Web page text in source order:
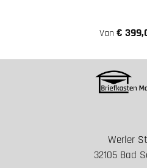
Van €
Werler
32105 Bad